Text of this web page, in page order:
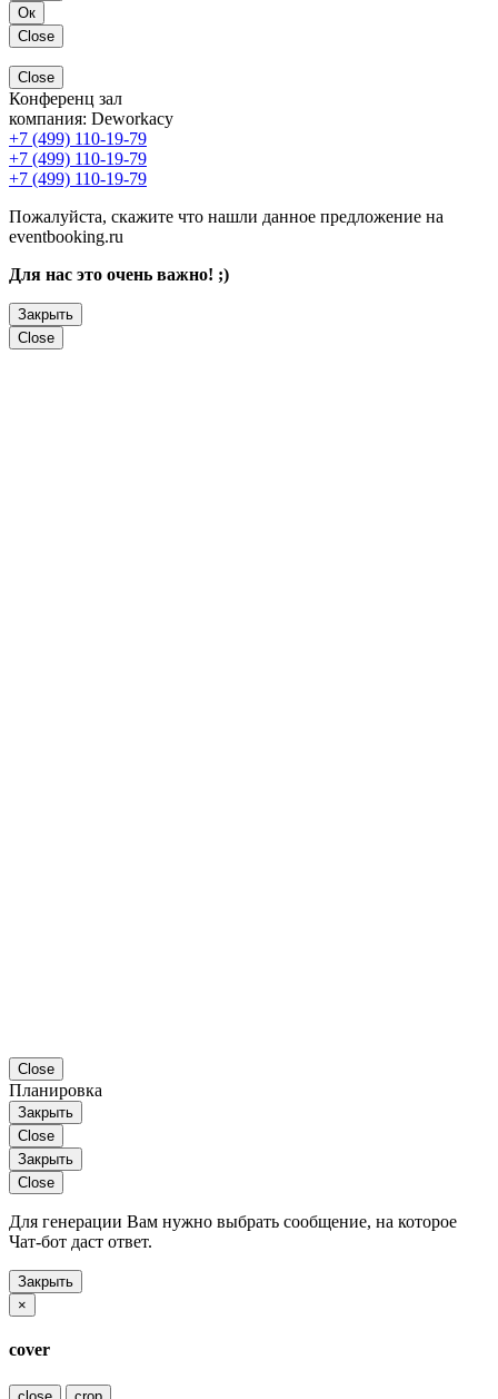
Ок
Close
Close
Конференц зал
компания: Deworkacy
+7 (499) 110-19-79
+7 (499) 110-19-79
+7 (499) 110-19-79
Пожалуйста, скажите что нашли данное предложение на
eventbooking.ru
Для нас это очень важно! ;)
Закрыть
Close
Close
Планировка
Закрыть
Close
Закрыть
Close
Для генерации Вам нужно выбрать сообщение, на которое
Чат-бот даст ответ.
Закрыть
×
cover